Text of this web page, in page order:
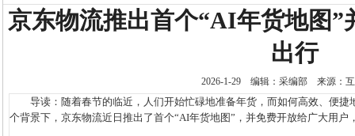
京东物流推出首个“AI年货地图”
出行
2026-1-29 编辑：采编部 来源：
导读：随着春节的临近，人们开始忙碌地准备年货，而如何高效、便捷
个背景下，京东物流近日推出了首个“AI年货地图”，并免费开放给广大用户